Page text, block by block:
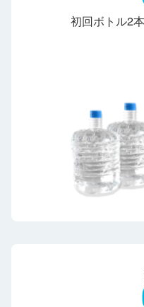
初回ボトル2